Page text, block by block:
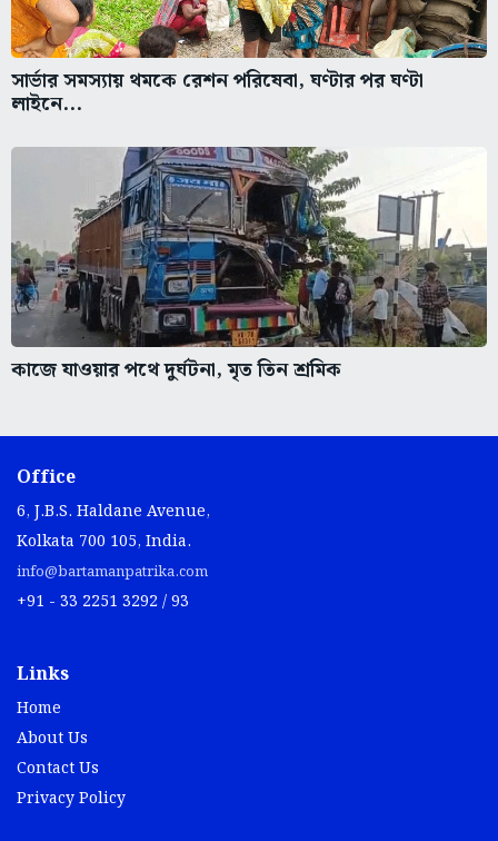
সার্ভার সমস্যায় থমকে রেশন পরিষেবা, ঘণ্টার পর ঘণ্টা
লাইনে...
কাজে যাওয়ার পথে দুর্ঘটনা, মৃত তিন শ্রমিক
Office
6, J.B.S. Haldane Avenue,
Kolkata 700 105, India.
info@bartamanpatrika.com
+91 - 33 2251 3292 / 93
Links
Home
About Us
Contact Us
Privacy Policy